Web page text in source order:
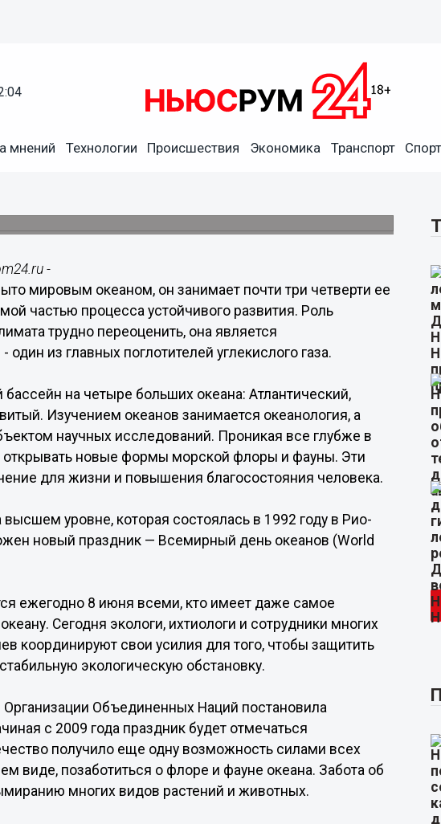
мнений Технологии Происшествия Экономика Транспорт Спорт
-
мировым океаном, он занимает почти три четверти ее
частью процесса устойчивого развития. Роль
трудно переоценить, она является
из главных поглотителей углекислого газа.
на четыре больших океана: Атлантический,
Изучением океанов занимается океанология, а
научных исследований. Проникая все глубже в
новые формы морской флоры и фауны. Эти
для жизни и повышения благосостояния человека.
уровне, которая состоялась в 1992 году в Рио-
новый праздник — Всемирный день океанов (World
ежегодно 8 июня всеми, кто имеет даже самое
Сегодня экологи, ихтиологи и сотрудники многих
координируют свои усилия для того, чтобы защитить
экологическую обстановку.
Организации Объединенных Наций постановила
с 2009 года праздник будет отмечаться
получило еще одну возможность силами всех
виде, позаботиться о флоре и фауне океана. Забота об
многих видов растений и животных.